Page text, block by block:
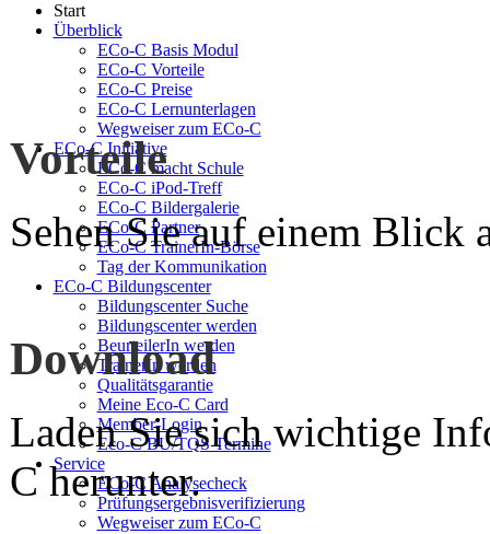
Start
Überblick
ECo-C Basis Modul
ECo-C Vorteile
ECo-C Preise
ECo-C Lernunterlagen
Wegweiser zum ECo-C
ECo-C Initiative
ECo-C macht Schule
ECo-C iPod-Treff
ECo-C Bildergalerie
ECo-C Partner
ECo-C TrainerIn-Börse
Tag der Kommunikation
ECo-C Bildungscenter
Bildungscenter Suche
Bildungscenter werden
BeurteilerIn werden
TrainerIn werden
Qualitätsgarantie
Meine Eco-C Card
Member-Login
Eco-C BU/TQS Termine
Service
ECo-C Analysecheck
Prüfungsergebnisverifizierung
Wegweiser zum ECo-C
Vorteile
Sehen Sie auf einem Blick
Download
Laden Sie sich wichtige
C herunter.